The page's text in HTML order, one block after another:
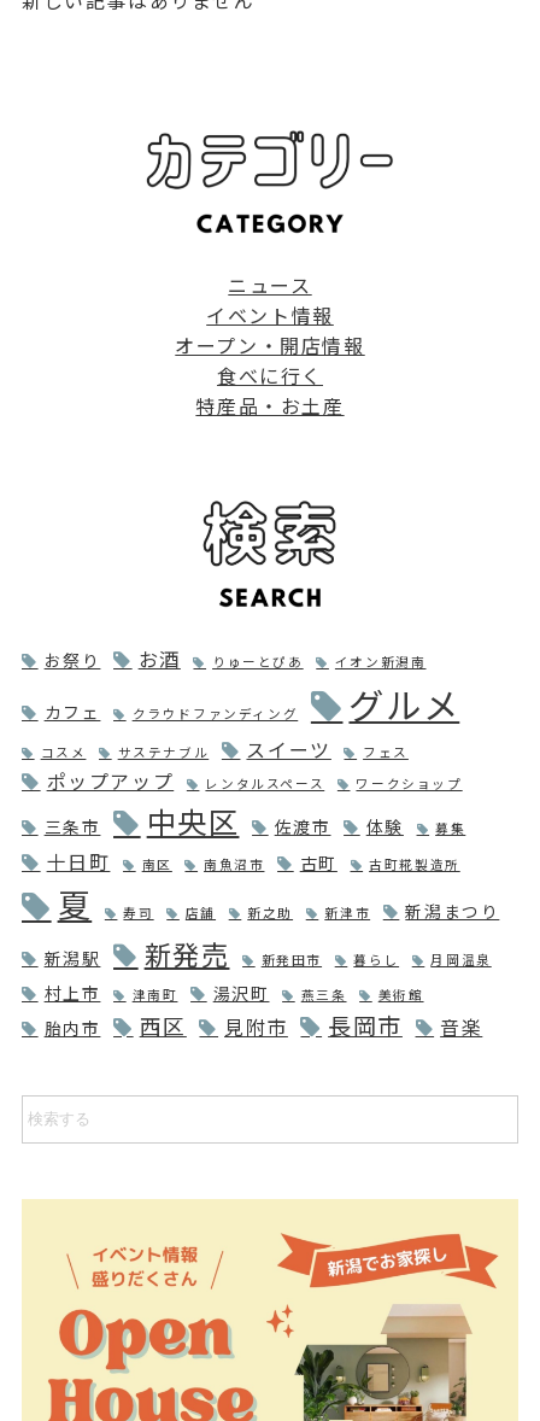
ニュース
イベント情報
オープン・開店情報
食べに行く
特産品・お土産
お祭り お酒 りゅーとぴあ イオン新潟南
カフェ クラウドファンディング グルメ
コスメ サステナブル スイーツ フェス
ポップアップ レンタルスペース ワークショップ
三条市 中央区 佐渡市 体験 募集
十日町 南区 南魚沼市 古町 古町糀製造所
夏 寿司 店舗 新之助 新津市
新潟まつり
新潟駅
新発売 新発田市 暮らし 月岡温泉
村上市 津南町 湯沢町 燕三条 美術館
胎内市 西区 見附市 長岡市 音楽